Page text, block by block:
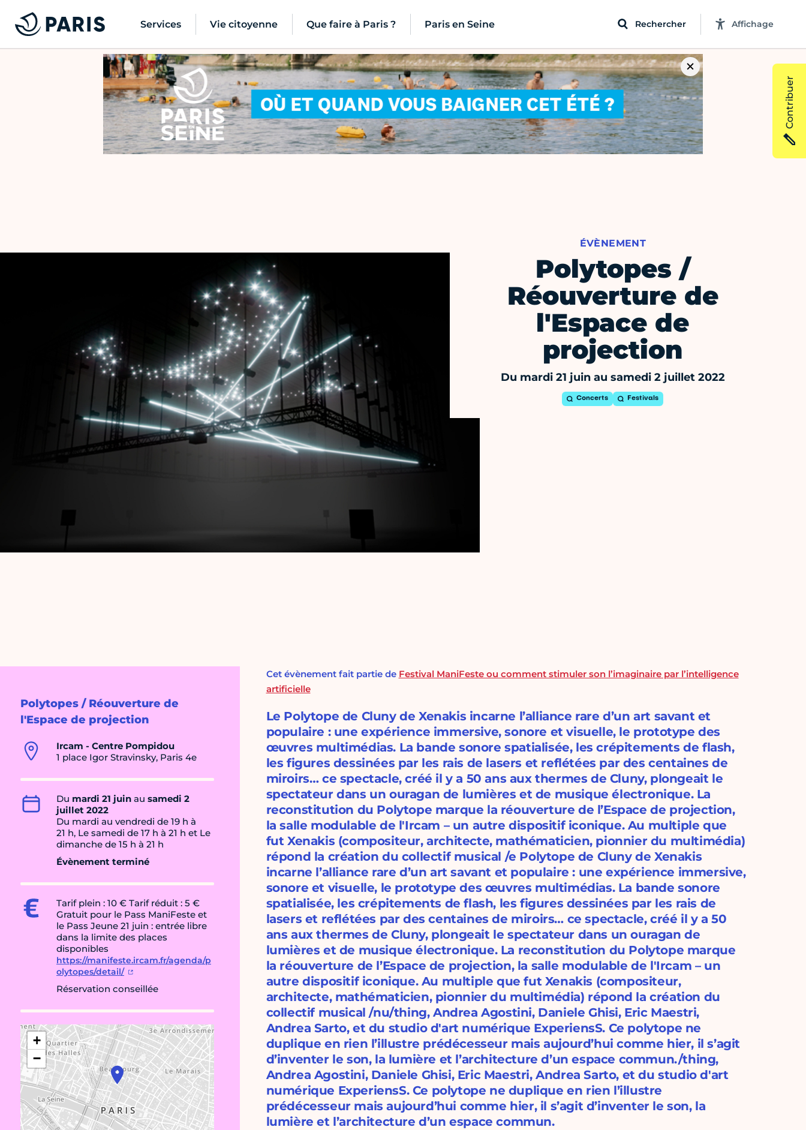
Services Vie citoyenne Que faire à Paris ? Paris en Seine Rechercher Affichage
ÉVÈNEMENT
Polytopes /
Réouverture de
l'Espace de
projection
Du mardi 21 juin au samedi 2 juillet 2022
Concerts Festivals
Polytopes / Réouverture de
l'Espace de projection
Ircam - Centre Pompidou
1 place Igor Stravinsky, Paris 4e
Du mardi 21 juin au samedi 2
juillet 2022
Du mardi au vendredi de 19 h à
21 h, Le samedi de 17 h à 21 h et Le
dimanche de 15 h à 21 h
Évènement terminé
Tarif plein : 10 € Tarif réduit : 5 €
Gratuit pour le Pass ManiFeste et
le Pass Jeune 21 juin : entrée libre
dans la limite des places
disponibles
https://manifeste.ircam.fr/agenda/p
olytopes/detail/
Réservation conseillée
+
−
Cet évènement fait partie de Festival ManiFeste ou comment stimuler son l’imaginaire par l’intelligence
artificielle
Le Polytope de Cluny de Xenakis incarne l’alliance rare d’un art savant et
populaire : une expérience immersive, sonore et visuelle, le prototype des
œuvres multimédias. La bande sonore spatialisée, les crépitements de flash,
les figures dessinées par les rais de lasers et reflétées par des centaines de
miroirs… ce spectacle, créé il y a 50 ans aux thermes de Cluny, plongeait le
spectateur dans un ouragan de lumières et de musique électronique. La
reconstitution du Polytope marque la réouverture de l’Espace de projection,
la salle modulable de l'Ircam – un autre dispositif iconique. Au multiple que
fut Xenakis (compositeur, architecte, mathématicien, pionnier du multimédia)
répond la création du collectif musical /e Polytope de Cluny de Xenakis
incarne l’alliance rare d’un art savant et populaire : une expérience immersive,
sonore et visuelle, le prototype des œuvres multimédias. La bande sonore
spatialisée, les crépitements de flash, les figures dessinées par les rais de
lasers et reflétées par des centaines de miroirs… ce spectacle, créé il y a 50
ans aux thermes de Cluny, plongeait le spectateur dans un ouragan de
lumières et de musique électronique. La reconstitution du Polytope marque
la réouverture de l’Espace de projection, la salle modulable de l'Ircam – un
autre dispositif iconique. Au multiple que fut Xenakis (compositeur,
architecte, mathématicien, pionnier du multimédia) répond la création du
collectif musical /nu/thing, Andrea Agostini, Daniele Ghisi, Eric Maestri,
Andrea Sarto, et du studio d'art numérique ExperiensS. Ce polytope ne
duplique en rien l’illustre prédécesseur mais aujourd’hui comme hier, il s’agit
d’inventer le son, la lumière et l’architecture d’un espace commun./thing,
Andrea Agostini, Daniele Ghisi, Eric Maestri, Andrea Sarto, et du studio d'art
numérique ExperiensS. Ce polytope ne duplique en rien l’illustre
prédécesseur mais aujourd’hui comme hier, il s’agit d’inventer le son, la
lumière et l’architecture d’un espace commun.
Contribuer